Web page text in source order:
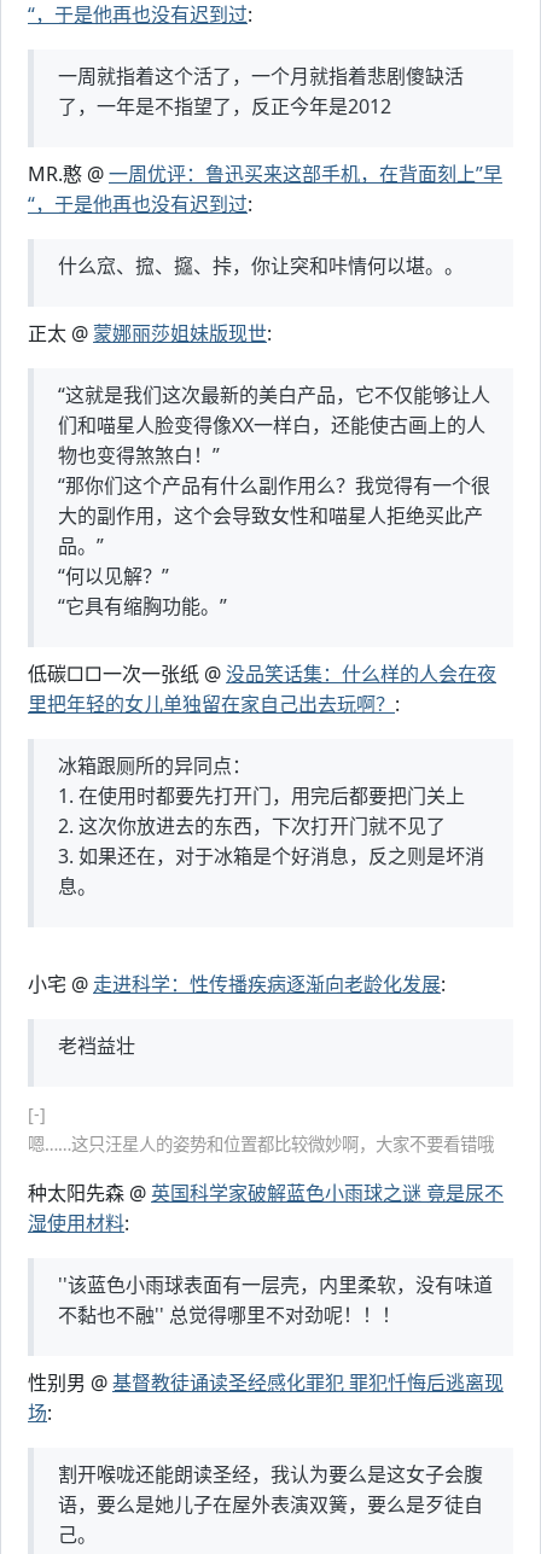
“，于是他再也没有迟到过:
一周就指着这个活了，一个月就指着悲剧傻缺活
了，一年是不指望了，反正今年是2012
MR.憨 @一周优评：鲁迅买来这部手机，在背面刻上”早
“，于是他再也没有迟到过:
什么窊、搲、攨、挊，你让突和咔情何以堪。。
正太 @蒙娜丽莎姐妹版现世:
“这就是我们这次最新的美白产品，它不仅能够让人
们和喵星人脸变得像XX一样白，还能使古画上的人
物也变得煞煞白！”
“那你们这个产品有什么副作用么？我觉得有一个很
大的副作用，这个会导致女性和喵星人拒绝买此产
品。”
“何以见解？”
“它具有缩胸功能。”
低碳□□一次一张纸 @没品笑话集：什么样的人会在夜
里把年轻的女儿单独留在家自己出去玩啊？ :
冰箱跟厕所的异同点：
1. 在使用时都要先打开门，用完后都要把门关上
2. 这次你放进去的东西，下次打开门就不见了
3. 如果还在，对于冰箱是个好消息，反之则是坏消
息。
小宅 @ 走进科学：性传播疾病逐渐向老龄化发展:
老裆益壮
[-]
嗯……这只汪星人的姿势和位置都比较微妙啊，大家不要看错哦
种太阳先森 @ 英国科学家破解蓝色小雨球之谜 竟是尿不
湿使用材料:
''该蓝色小雨球表面有一层壳，内里柔软，没有味道
不黏也不融'' 总觉得哪里不对劲呢！！！
性别男 @基督教徒诵读圣经感化罪犯 罪犯忏悔后逃离现
场:
割开喉咙还能朗读圣经，我认为要么是这女子会腹
语，要么是她儿子在屋外表演双簧，要么是歹徒自
己。